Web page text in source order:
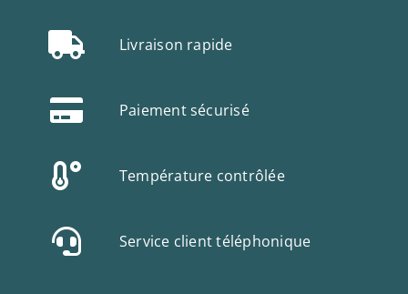
Livraison rapide
Paiement sécurisé
Température contrôlée
Service client téléphonique